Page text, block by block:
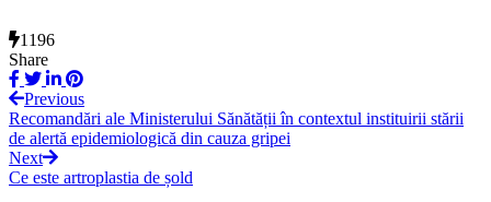
1196
Share
Previous
Recomandări ale Ministerului Sănătății în contextul instituirii stării
de alertă epidemiologică din cauza gripei
Next
Ce este artroplastia de șold